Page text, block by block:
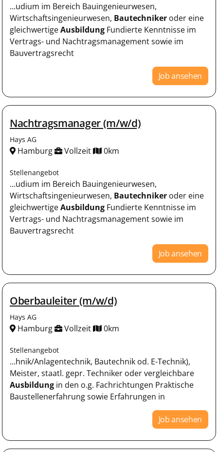
...udium im Bereich Bauingenieurwesen,
Wirtschaftsingenieurwesen, Bautechniker oder eine
gleichwertigeAusbildung Fundierte Kenntnisse im
Vertrags- und Nachtragsmanagement sowie im
Bauvertragsrecht
Job ansehen
Nachtragsmanager (m/w/d)
Hays AG
Hamburg Vollzeit 0km
Stellenangebot
...udium im Bereich Bauingenieurwesen,
Wirtschaftsingenieurwesen, Bautechniker oder eine
gleichwertigeAusbildung Fundierte Kenntnisse im
Vertrags- und Nachtragsmanagement sowie im
Bauvertragsrecht
Job ansehen
Oberbauleiter (m/w/d)
Hays AG
Hamburg Vollzeit 0km
Stellenangebot
...hnik/Anlagentechnik, Bautechnik od. E-Technik),
Meister, staatl. gepr. Techniker oder vergleichbare
Ausbildung in den o.g. Fachrichtungen Praktische
Baustellenerfahrung sowie Erfahrungen in
Job ansehen